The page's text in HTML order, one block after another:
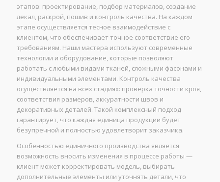
этапов: проектирование, подбор материалов, создание
лекал, раскрой, пошив и контроль качества. На каждом
этапе осуществляется тесное взаимодействие с
клиентом, что обеспечивает точное соответствие его
требованиям. Наши мастера используют современные
технологии и оборудование, которые позволяют
работать с любыми видами тканей, сложными фасонами и
индивидуальными элементами. Контроль качества
осуществляется на всех стадиях: проверка точности кроя,
соответствия размеров, аккуратности швов и
декоративных деталей. Такой комплексный подход
гарантирует, что каждая единица продукции будет
безупречной и полностью удовлетворит заказчика.
Особенностью единичного производства является
возможность вносить изменения в процессе работы —
клиент может корректировать модель, выбирать
дополнительные элементы или уточнять детали, что